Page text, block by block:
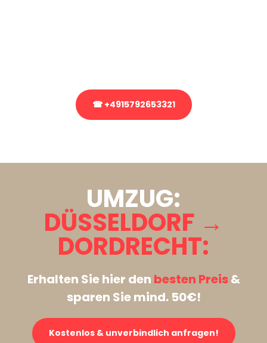
☎ +4915792653321
UMZUG:
DÜSSELDORF →
DORDRECHT:
Erhalten Sie hier den besten Preis&
sparen Sie mind. 50€!
Kostenlos & unverbindlich anfragen!